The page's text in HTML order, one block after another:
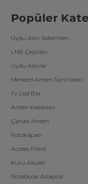
Popüler
Uydu Alıcı Sistemleri
LNB Çeşitleri
Uydu Alıcılar
Merkezi Anten Santralleri
Tv Led Bar
Anten Kabloları
Çanak Anten
Fotokapan
Access Point
Kuru Aküler
Notebook Adaptör